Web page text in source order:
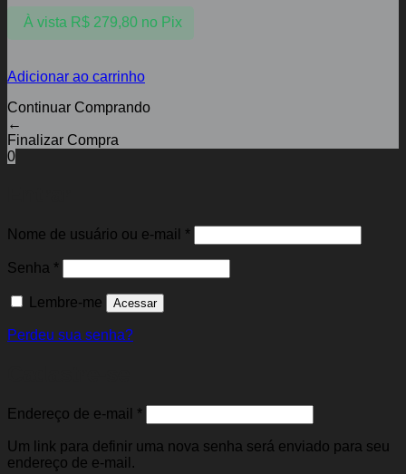
À vista R$279,80 no Pix
Adicionar ao carrinho
Continuar Comprando
←
Finalizar Compra
0
Nome de usuário ou e-mail *Obrigatório
Senha *Obrigatório
Lembre-me Acessar
Perdeu sua senha?
Endereço de e-mail *Obrigatório
Um link para definir uma nova senha será enviado para seu
endereço de e-mail.